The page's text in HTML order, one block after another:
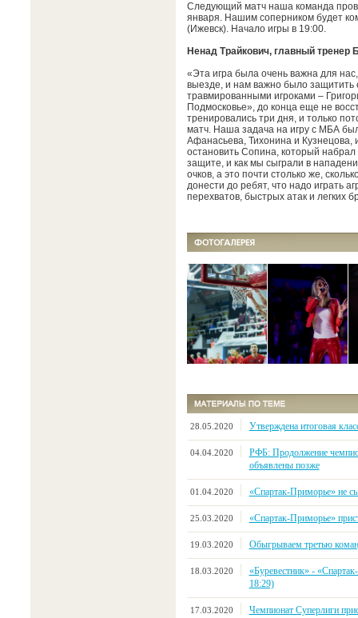
Следующий матч наша команда
января. Нашим соперником будет
(Ижевск). Начало игры в 19:00.
Ненад Трайкович, главный тренер
«Эта игра была очень важна для
выезде, и нам важно было защитить
травмированными игроками –
Подмосковье», до конца еще не
тренировались три дня, и только
матч. Наша задача на игру с МБА
Афанасьева, Тихонина и Кузнецова,
остановить Сопина, который
защите, и как мы сыграли в
очков, а это почти столько же,
донести до ребят, что надо играть
перехватов, быстрых атак и легких
28.05.2020 Утверждена итоговая
04.04.2020
РФБ: Продолжение
объявлены позже
01.04.2020 «Спартак-Приморье» не
25.03.2020 «Спартак-Приморье»
19.03.2020 Обыгрываем третью
18.03.2020
«Буревестник» -
18:29)
17.03.2020 Чемпионат Суперлиги